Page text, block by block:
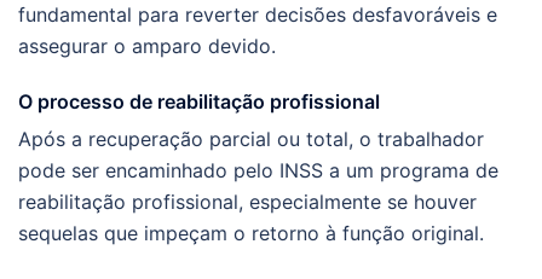
fundamental para reverter decisões desfavoráveis e
assegurar o amparo devido.
O processo de reabilitação profissional
Após a recuperação parcial ou total, o trabalhador
pode ser encaminhado pelo INSS a um programa de
reabilitação profissional, especialmente se houver
sequelas que impeçam o retorno à função original.